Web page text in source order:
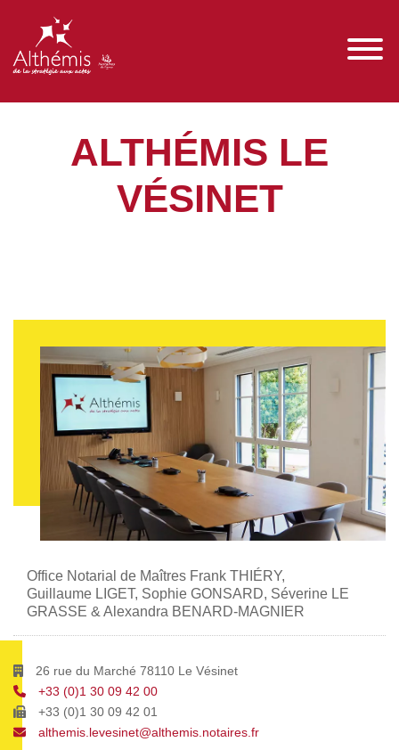
ALTHÉMIS LE
VÉSINET
Office Notarial de Maîtres Frank THIÉRY,
Guillaume LIGET, Sophie GONSARD, Séverine LE
GRASSE & Alexandra BENARD-MAGNIER
26 rue du Marché 78110 Le Vésinet
+33 (0)1 30 09 42 00
+33 (0)1 30 09 42 01
althemis.levesinet@althemis.notaires.fr